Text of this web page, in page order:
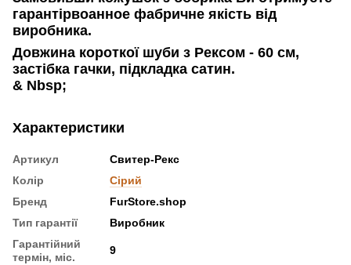
гарантірвоанное фабричне якість від
виробника.
Довжина короткої шуби з Рексом - 60 см,
застібка гачки, підкладка сатин.
& Nbsp;
Характеристики
Артикул
Свитер-Рекс
Колір
Сірий
Бренд
FurStore.shop
Тип гарантії
Виробник
Гарантійний
термін, міс.
9